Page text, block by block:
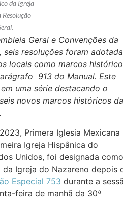
da Igreja
Geral e Convenções da
seis resoluções foram
locais como marcos
913 do Manual. Este
uma série destacando o
novos marcos históricos da
Primera Iglesia Mexicana
Igreja Hispânica do
Unidos, foi designada como
Igreja do Nazareno depois
Especial 753 durante a
feira de manhã da 30ª